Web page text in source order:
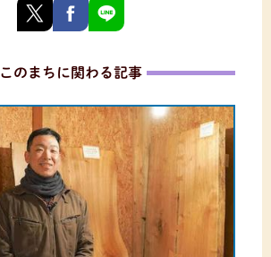
このまちに関わる記事